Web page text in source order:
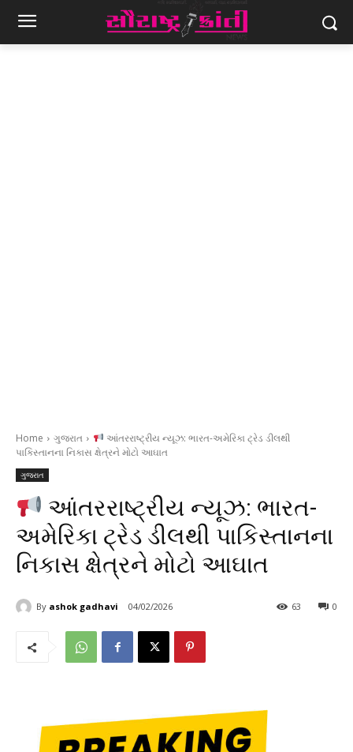
Home ગુજરાત
આંતરરાષ્ટ્રીય ન્યૂઝ: ભારત-અમેરિકા ટ્રેડ ડીલથી
પાકિસ્તાનના નિકાસ ક્ષેત્રને મોટો આઘાત
ગુજરાત
આંતરરાષ્ટ્રીય ન્યૂઝ: ભારત-
અમેરિકા ટ્રેડ ડીલથી પાકિસ્તાનના
નિકાસ ક્ષેત્રને મોટો આઘાત
By ashok gadhavi 04/02/2026 0
63